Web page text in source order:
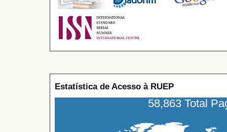
Estatística de Acesso à RUEP
58,863 Total